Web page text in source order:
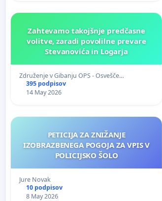
Zahtevamo takojšnje predčasne
volitve, zaradi povolilne prevare
Stevanovića in Logarja
Združenje v Gibanju OPS - Osvešče…
395 podpisov
14 May 2026
PETICIJA ZA ZNIŽANJE
IZOBRAZBENEGA POGOJA ZA VPIS V
POLICIJSKO ŠOLO
Jure Novak
10 podpisov
8 May 2026